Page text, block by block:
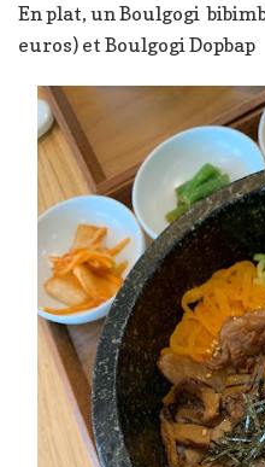
En plat, un Boulgogi
euros) et Boulgogi Dopbap